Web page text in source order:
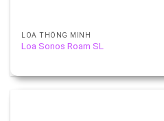
LOA THÔNG MINH
Loa Sonos Roam SL